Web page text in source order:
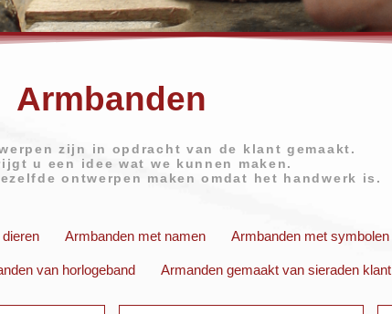
elke
van handgemaakte
aan de sieraden
elke
van handgemaakte
aan de sieraden
elke
van handgemaakte
aan de sieraden
Armbanden
zijn in opdracht van de klant gemaakt.
u een idee wat we kunnen maken.
ontwerpen maken omdat het handwerk is.
Armbanden met namen Armbanden met symbolen
van horlogeband Armanden gemaakt van sieraden klant